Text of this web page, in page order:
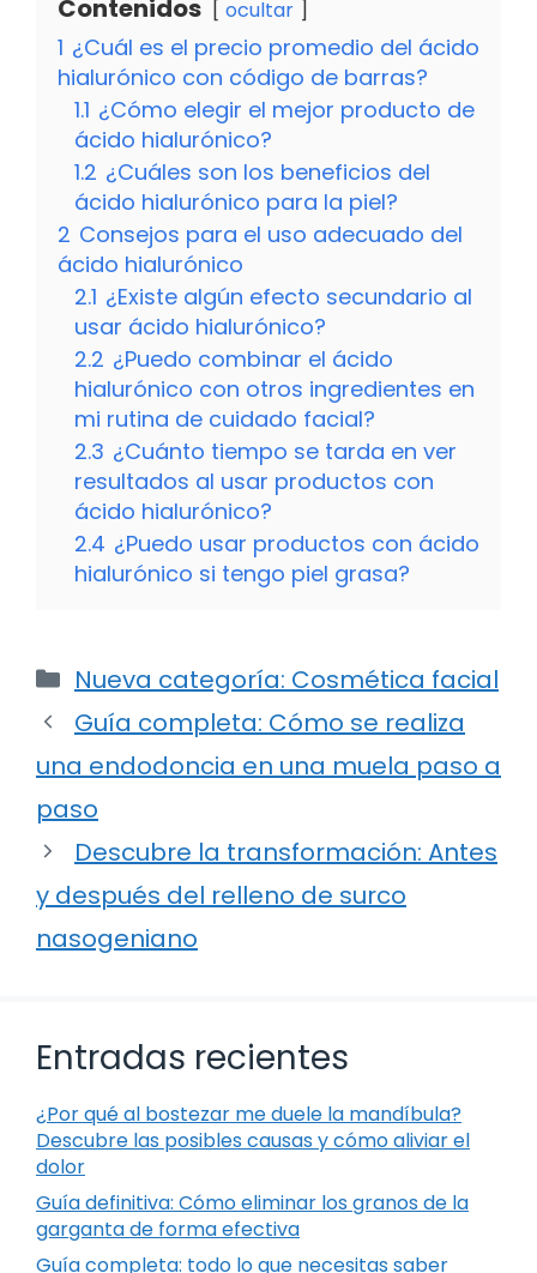
Contenidos ocultar
1 ¿Cuál es el precio promedio del ácido
hialurónico con código de barras?
1.1 ¿Cómo elegir el mejor producto de
ácido hialurónico?
1.2 ¿Cuáles son los beneficios del
ácido hialurónico para la piel?
2 Consejos para el uso adecuado del
ácido hialurónico
2.1 ¿Existe algún efecto secundario al
usar ácido hialurónico?
2.2 ¿Puedo combinar el ácido
hialurónico con otros ingredientes en
mi rutina de cuidado facial?
2.3 ¿Cuánto tiempo se tarda en ver
resultados al usar productos con
ácido hialurónico?
2.4 ¿Puedo usar productos con ácido
hialurónico si tengo piel grasa?
Categorías
Nueva categoría: Cosmética facial
Guía completa: Cómo se realiza
una endodoncia en una muela paso a
paso
Descubre la transformación: Antes
y después del relleno de surco
nasogeniano
Entradas recientes
¿Por qué al bostezar me duele la mandíbula?
Descubre las posibles causas y cómo aliviar el
dolor
Guía definitiva: Cómo eliminar los granos de la
garganta de forma efectiva
Guía completa: todo lo que necesitas saber